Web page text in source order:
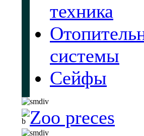
техника
системы
Сейфы
Zoo preces